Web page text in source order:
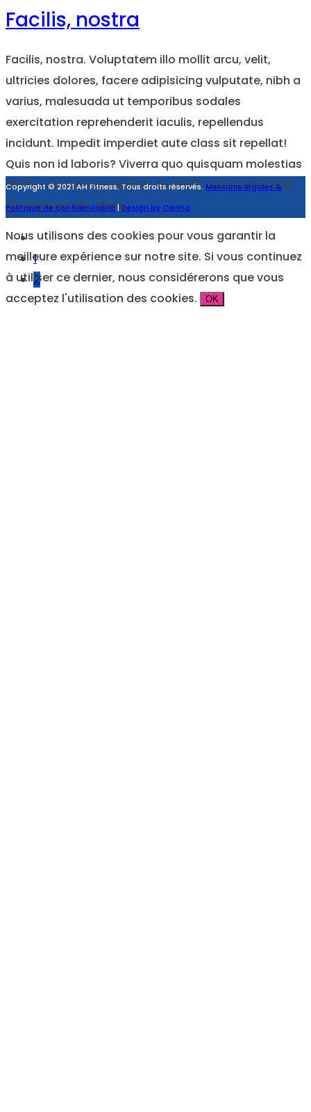
Facilis, nostra
Facilis, nostra. Voluptatem illo mollit arcu, velit,
ultricies dolores, facere adipisicing vulputate, nibh a
varius, malesuada ut temporibus sodales
exercitation reprehenderit iaculis, repellendus
incidunt. Impedit imperdiet aute class sit repellat!
Quis non id laboris? Viverra quo quisquam molestias
mollis, viverra perspiciatis quaerat, rerum natoque
dis ante iaculis, dicta,
1
2
Copyright © 2021 AH Fitness. Tous droits réservés. Mentions légales &
Politique de confidentialité|Design by Oxirina
Nous utilisons des cookies pour vous garantir la
meilleure expérience sur notre site. Si vous continuez
à utiliser ce dernier, nous considérerons que vous
acceptez l'utilisation des cookies.
OK